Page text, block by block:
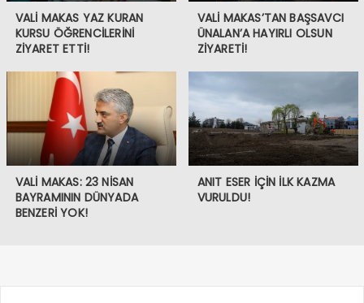
VALİ MAKAS YAZ KURAN
KURSU ÖĞRENCİLERİNİ
ZİYARET ETTİ!
VALİ MAKAS’TAN BAŞSAVCI
ÜNALAN’A HAYIRLI OLSUN
ZİYARETİ!
VALİ MAKAS: 23 NİSAN
BAYRAMININ DÜNYADA
BENZERİ YOK!
ANIT ESER İÇİN İLK KAZMA
VURULDU!